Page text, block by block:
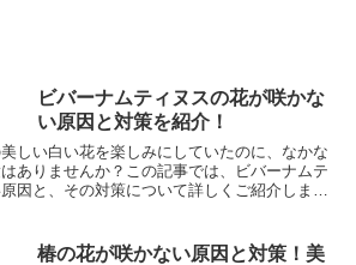
ビバーナムティヌスの花が咲かな
い原因と対策を紹介！
しい白い花を楽しみにしていたのに、なかな
ありませんか？この記事では、ビバーナムテ
因と、その対策について詳しくご紹介しま
椿の花が咲かない原因と対策！美